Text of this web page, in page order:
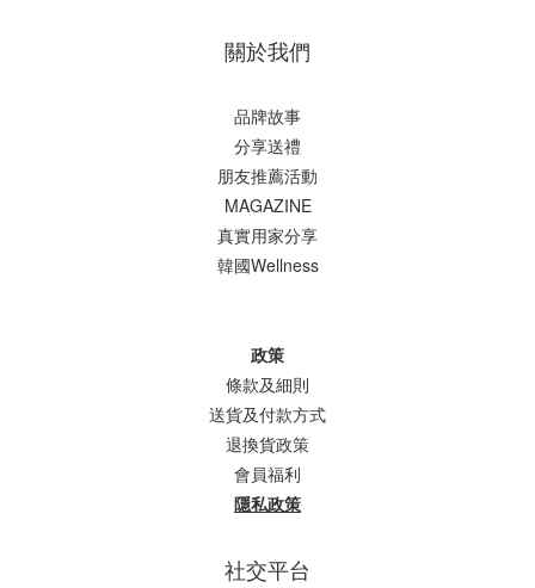
關於我們
品牌故事
分享送禮
朋友推薦活動
MAGAZINE
真實用家分享
韓國Wellness
政策
條款及細則
送貨及付款方式
退換貨政策
會員福利
隱私政策
社交平台